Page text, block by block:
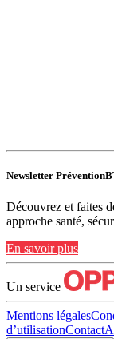
Newsletter
Découvrez et faites
approche santé,
En savoir plus
Un service
Mentions légales
d’utilisationContact